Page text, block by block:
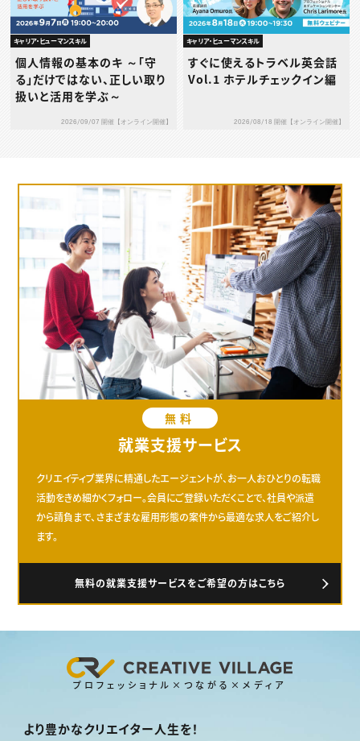
キャリア・ヒューマンスキル
個人情報の基本のキ ～「守
る」だけではない、正しい取り
扱いと活用を学ぶ～
2026/09/07 開催【オンライン開催】
キャリア・ヒューマンスキル
すぐに使えるトラベル英会話
Vol.1 ホテルチェックイン編
2026/08/18 開催【オンライン開催】
無料
就業支援サービス
クリエイティブ業界に精通したエージェントが、お一人おひとりの転職
活動をきめ細かくフォロー。会員にご登録いただくことで、社員や派遣
から請負まで、さまざまな雇用形態の案件から最適な求人をご紹介し
ます。
無料の就業支援サービスをご希望の方はこちら
プロフェッショナル×つながる×メディア
より豊かなクリエイター人生を！